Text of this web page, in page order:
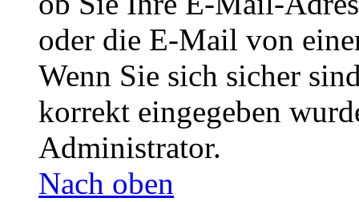
oder die E-Mail von
Wenn Sie sich sicher
korrekt eingegeben
Administrator.
Nach oben